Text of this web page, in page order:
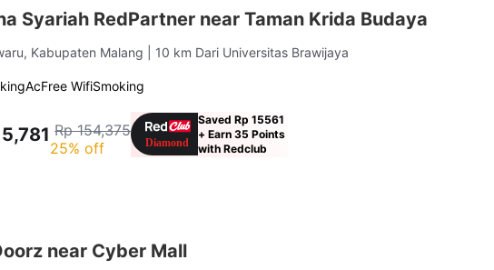
Syariah RedPartner near Taman Krida Budaya
Kabupaten Malang | 10 km Dari Universitas Brawijaya
AcFree WifiSmoking
Rp 154,375
25% off
Saved Rp 15561
+ Earn 35 Points
with Redclub
near Cyber Mall